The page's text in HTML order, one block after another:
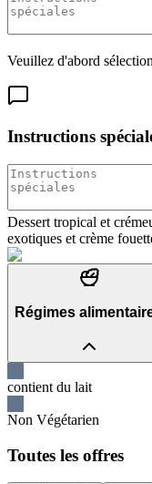
Veuillez d'abord
Instructions
Dessert tropical et
exotiques et crème
Régimes
contient du lait
Non Végétarien
Toutes les offres